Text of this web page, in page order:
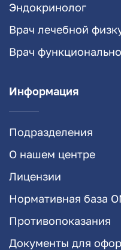
Эндокринолог
Врач лечебной
Врач
Информация
Подразделения
О нашем центре
Лицензии
Нормативная база
Противопоказания
Документы для